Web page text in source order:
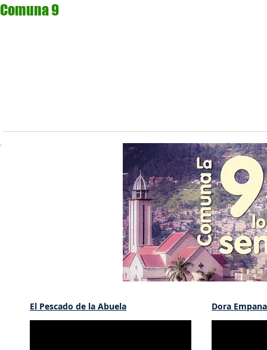
Comuna 9
El Pescado de la Abuela Dora